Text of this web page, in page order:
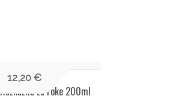
Razkužilo za roke 200ml
12,20€